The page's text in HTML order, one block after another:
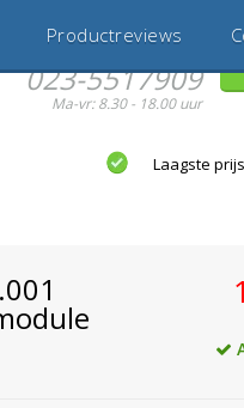
Hulp nodig?
023-5517909
Ma-vr: 8.30 - 18.00 uur
Productreviews
Laagste